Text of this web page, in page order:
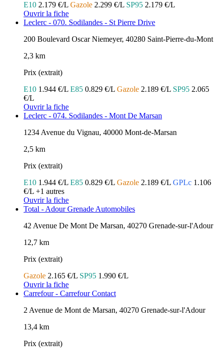
E10 2.179 €/L Gazole 2.299 €/L SP95 2.179 €/L
Ouvrir la fiche
Leclerc - 070. Sodilandes - St Pierre Drive
200 Boulevard Oscar Niemeyer, 40280 Saint-Pierre-du-Mont
2,3 km
Prix (extrait)
E10 1.944 €/L E85 0.829 €/L Gazole 2.189 €/L SP95 2.065
€/L
Ouvrir la fiche
Leclerc - 074. Sodilandes - Mont De Marsan
1234 Avenue du Vignau, 40000 Mont-de-Marsan
2,5 km
Prix (extrait)
E10 1.944 €/L E85 0.829 €/L Gazole 2.189 €/L GPLc 1.106
€/L +1 autres
Ouvrir la fiche
Total - Adour Grenade Automobiles
42 Avenue De Mont De Marsan, 40270 Grenade-sur-l'Adour
12,7 km
Prix (extrait)
Gazole 2.165 €/L SP95 1.990 €/L
Ouvrir la fiche
Carrefour - Carrefour Contact
2 Avenue de Mont de Marsan, 40270 Grenade-sur-l'Adour
13,4 km
Prix (extrait)